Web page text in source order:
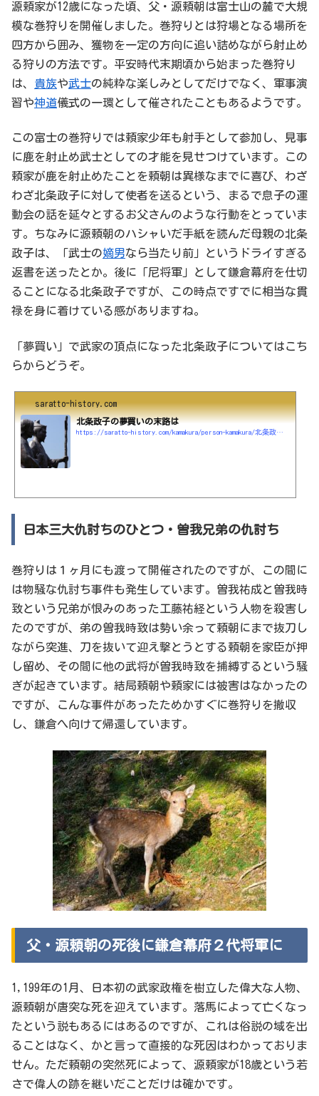
源頼家が12歳になった頃、父・源頼朝は富士山の麓で大規
模な巻狩りを開催しました。巻狩りとは狩場となる場所を
四方から囲み、獲物を一定の方向に追い詰めながら射止め
る狩りの方法です。平安時代末期頃から始まった巻狩り
は、 貴族や武士の純粋な楽しみとしてだけでなく、軍事演
習や神道儀式の一環として催されたこともあるようです。
この富士の巻狩りでは頼家少年も射手として参加し、見事
に鹿を射止め武士としての才能を見せつけています。この
頼家が鹿を射止めたことを頼朝は異様なまでに喜び、わざ
わざ北条政子に対して使者を送るという、まるで息子の運
動会の話を延々とするお父さんのような行動をとっていま
す。ちなみに源頼朝のハシャいだ手紙を読んだ母親の北条
政子は、「武士の嫡男なら当たり前」というドライすぎる
返書を送ったとか。後に「尼将軍」として鎌倉幕府を仕切
ることになる北条政子ですが、この時点ですでに相当な貫
禄を身に着けている感がありますね。
「夢買い」で武家の頂点になった北条政子についてはこち
らからどうぞ。
saratto-history.com
北条政子の夢買いの末路は
https://saratto-history.com/kamakura/person-kamakura/北条政子の夢買いの末路は吉か凶か
日本三大仇討ちのひとつ・曽我兄弟の仇討ち
巻狩りは１ヶ月にも渡って開催されたのですが、この間に
は物騒な仇討ち事件も発生しています。曽我祐成と曽我時
致という兄弟が恨みのあった工藤祐経という人物を殺害し
たのですが、弟の曽我時致は勢い余って頼朝にまで抜刀し
ながら突進、刀を抜いて迎え撃とうとする頼朝を家臣が押
し留め、その間に他の武将が曽我時致を捕縛するという騒
ぎが起きています。結局頼朝や頼家には被害はなかったの
ですが、こんな事件があったためかすぐに巻狩りを撤収
し、鎌倉へ向けて帰還しています。
父・源頼朝の死後に鎌倉幕府２代将軍に
1,199年の1月、日本初の武家政権を樹立した偉大な人物、
源頼朝が唐突な死を迎えています。落馬によって亡くなっ
たという説もあるにはあるのですが、これは俗説の域を出
ることはなく、かと言って直接的な死因はわかっておりま
せん。ただ頼朝の突然死によって、源頼家が18歳という若
さで偉人の跡を継いだことだけは確かです。